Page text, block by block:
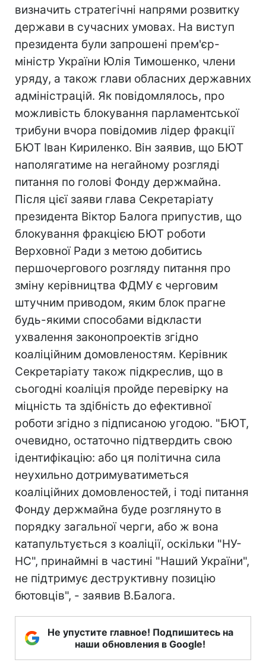
визначить стратегічні напрями розвитку
держави в сучасних умовах. На виступ
президента були запрошені прем'єр-
міністр України Юлія Тимошенко, члени
уряду, а також глави обласних державних
адміністрацій. Як повідомлялось, про
можливість блокування парламентської
трибуни вчора повідомив лідер фракції
БЮТ Іван Кириленко. Він заявив, що БЮТ
наполягатиме на негайному розгляді
питання по голові Фонду держмайна.
Після цієї заяви глава Секретаріату
президента Віктор Балога припустив, що
блокування фракцією БЮТ роботи
Верховної Ради з метою добитись
першочергового розгляду питання про
зміну керівництва ФДМУ є черговим
штучним приводом, яким блок прагне
будь-якими способами відкласти
ухвалення законопроектів згідно
коаліційним домовленостям. Керівник
Секретаріату також підкреслив, що в
сьогодні коаліція пройде перевірку на
міцність та здібність до ефективної
роботи згідно з підписаною угодою. "БЮТ,
очевидно, остаточно підтвердить свою
ідентифікацію: або ця політична сила
неухильно дотримуватиметься
коаліційних домовленостей, і тоді питання
Фонду держмайна буде розглянуто в
порядку загальної черги, або ж вона
катапультується з коаліції, оскільки "НУ-
НС", принаймні в частині "Наший України",
не підтримує деструктивну позицію
бютовців", - заявив В.Балога.
Не упустите главное! Подпишитесь на
наши обновления в Google!